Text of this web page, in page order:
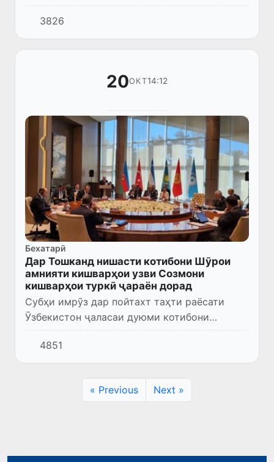
Outsourcing Forum баргузор мешавад, ки дар
он коршиносони хориҷӣ ва намояндагони
ширкатҳои IT-и маҳаллӣ ва хор...
3826
20ОКТ14:12
Бехатарӣ
Дар Тошканд нишасти котибони Шӯрои
амнияти кишварҳои узви Созмони
кишварҳои туркӣ ҷараён дорад
Субҳи имрӯз дар пойтахт таҳти раёсати
Ӯзбекистон ҷаласаи дуюми котибони
Шӯроҳои амнияти кишварҳои узви Созмони
кишварҳои туркӣ оғоз шуд.
4851
« Previous Next »